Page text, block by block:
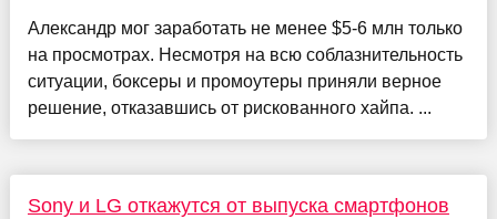
Александр мог заработать не менее $5-6 млн только
на просмотрах. Несмотря на всю соблазнительность
ситуации, боксеры и промоутеры приняли верное
решение, отказавшись от рискованного хайпа. ...
Sony и LG откажутся от выпуска смартфонов